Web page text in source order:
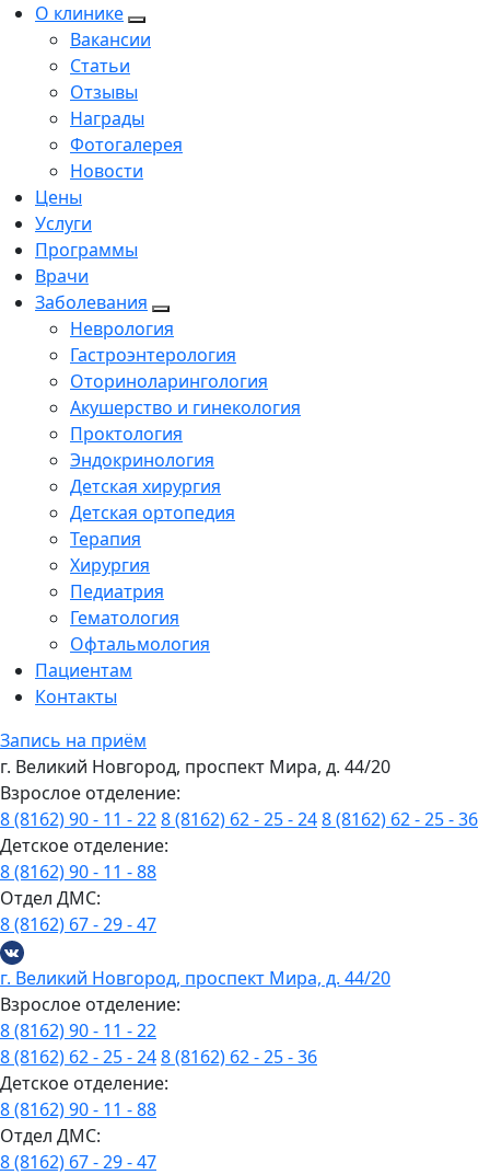
О клинике
Вакансии
Статьи
Отзывы
Награды
Фотогалерея
Новости
Цены
Услуги
Программы
Врачи
Заболевания
Неврология
Гастроэнтерология
Оториноларингология
Акушерство и гинекология
Проктология
Эндокринология
Детская хирургия
Детская ортопедия
Терапия
Хирургия
Педиатрия
Гематология
Офтальмология
Пациентам
Контакты
Запись на приём
г. Великий Новгород, проспект Мира, д. 44/20
Взрослое отделение:
8 (8162) 90 - 11 - 228 (8162) 62 - 25 - 248 (8162) 62 - 25 - 36
Детское отделение:
8 (8162) 90 - 11 - 88
Отдел ДМС:
8 (8162) 67 - 29 - 47
г. Великий Новгород, проспект Мира, д. 44/20
Взрослое отделение:
8 (8162) 90 - 11 - 22
8 (8162) 62 - 25 - 248 (8162) 62 - 25 - 36
Детское отделение:
8 (8162) 90 - 11 - 88
Отдел ДМС:
8 (8162) 67 - 29 - 47